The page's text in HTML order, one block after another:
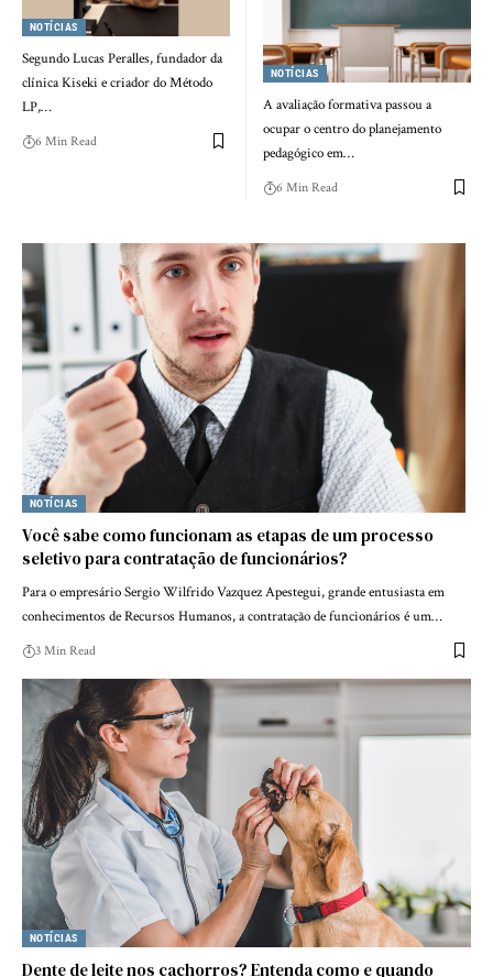
NOTÍCIAS
Segundo Lucas Peralles, fundador da
clínica Kiseki e criador do Método
LP,…
6 Min Read
NOTÍCIAS
A avaliação formativa passou a
ocupar o centro do planejamento
pedagógico em…
6 Min Read
NOTÍCIAS
Você sabe como funcionam as etapas de um processo
seletivo para contratação de funcionários?
Para o empresário Sergio Wilfrido Vazquez Apestegui, grande entusiasta em
conhecimentos de Recursos Humanos, a contratação de funcionários é um…
3 Min Read
NOTÍCIAS
Dente de leite nos cachorros? Entenda como e quando